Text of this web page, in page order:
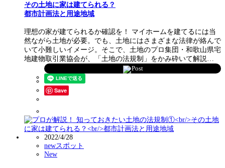
その土地に家は建てられる？
都市計画法と用途地域
理想の家が建てられるか確認を！ マイホームを建てるには当
然ながら土地が必要。でも、土地にはさまざまな法律が絡んで
いて小難しいイメージ。そこで、土地のプロ集団・和歌山県宅
地建物取引業協会が、「土地の法規制」をかみ砕いて解説…
Post
Save
2022/4/28
newスポット
New